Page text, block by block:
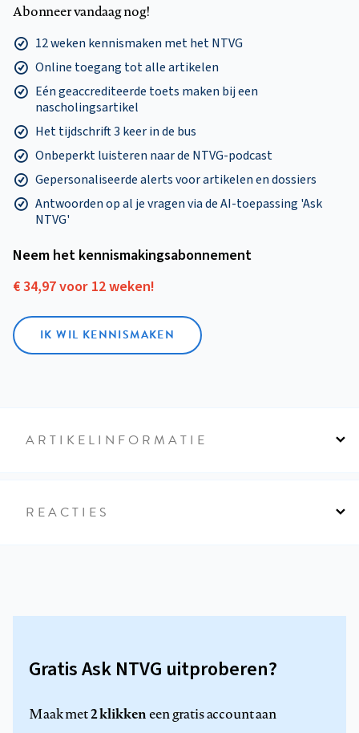
Abonneer vandaag nog!
12 weken kennismaken met het NTVG
Online toegang tot alle artikelen
Eén geaccrediteerde toets maken bij een
nascholingsartikel
Het tijdschrift 3 keer in de bus
Onbeperkt luisteren naar de NTVG-podcast
Gepersonaliseerde alerts voor artikelen en dossiers
Antwoorden op al je vragen via de AI-toepassing 'Ask
NTVG'
Neem het kennismakings­abonnement
€ 34,97 voor 12 weken!
IK WIL KENNISMAKEN
ARTIKELINFORMATIE
REACTIES
Gratis Ask NTVG uitproberen?
Maak met2 klikkeneen gratis account aan